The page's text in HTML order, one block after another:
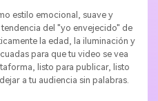
estilo emocional, suave y
del "yo envejecido" de
la edad, la iluminación y
para que tu video se vea
listo para publicar, listo
a tu audiencia sin palabras.